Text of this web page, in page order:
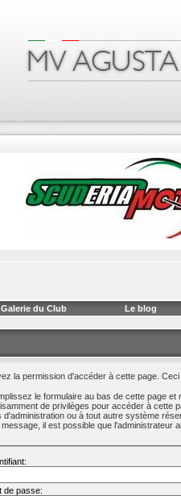
Galerie du Club Le blog
la permission d'accéder à cette page.
le formulaire au bas de cette page et
de privilèges pour accéder à cette
ou à tout autre système
il est possible que l'administrateur
de passe: